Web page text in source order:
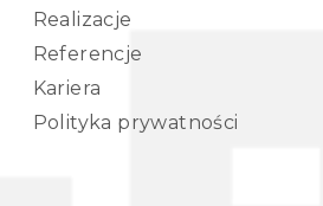
Realizacje
Referencje
Kariera
Polityka prywatności